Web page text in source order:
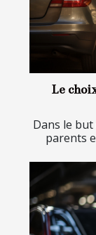
Le
Dans le
parents